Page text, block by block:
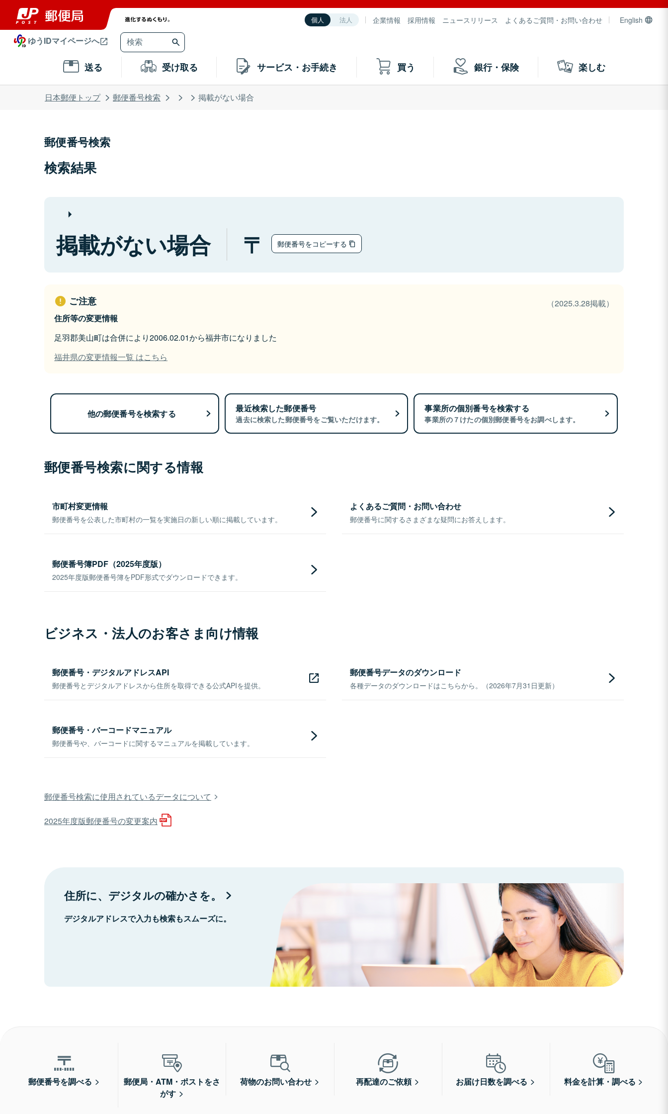
個人 法人 企業情報 採用情報 ニュースリリース よくあるご質問・お問い合わせ English
ゆうIDマイページへ
送る 受け取る サービス・お手続き 買う 銀行・保険 楽しむ
日本郵便トップ 郵便番号検索 掲載がない場合
郵便番号検索
検索結果
掲載がない場合 郵便番号をコピーする
ご注意
（2025.3.28掲載）
住所等の変更情報
足羽郡美山町は合併により2006.02.01から福井市になりました
福井県の変更情報一覧 はこちら
他の郵便番号を検索する 最近検索した郵便番号
過去に検索した郵便番号をご覧いただけます。
事業所の個別番号を検索する
事業所の７けたの個別郵便番号をお調べします。
郵便番号検索に関する情報
市町村変更情報
郵便番号を公表した市町村の一覧を実施日の新しい順に掲載しています。
よくあるご質問・お問い合わせ
郵便番号に関するさまざまな疑問にお答えします。
郵便番号簿PDF（2025年度版）
2025年度版郵便番号簿をPDF形式でダウンロードできます。
ビジネス・法人のお客さま向け情報
郵便番号・デジタルアドレスAPI
郵便番号とデジタルアドレスから住所を取得できる公式APIを提供。
郵便番号データのダウンロード
各種データのダウンロードはこちらから。（2026年7月31日更新）
郵便番号・バーコードマニュアル
郵便番号や、バーコードに関するマニュアルを掲載しています。
郵便番号検索に使用されているデータについて
2025年度版郵便番号の変更案内
住所に、デジタルの確かさを。
デジタルアドレスで入力も検索もスムーズに。
郵便番号を調べる
郵便局・ATM・ポストをさ
がす
荷物のお問い合わせ 再配達のご依頼 お届け日数を調べる 料金を計算・調べる